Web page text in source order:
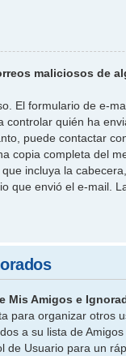
maliciosos de
El formulario de e-
controlar quién ha
puede contactar
copia completa del
incluya la
que envió el e-mail.
Mis Amigos e
para organizar otros
a su lista de
de Usuario para un